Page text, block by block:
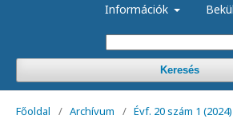
Információk
Keresés
Főoldal / Archívum / Évf. 20 szám 1 (2024)